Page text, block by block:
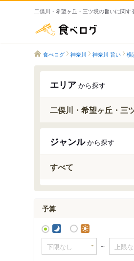
二俣川・希望ヶ丘・三ツ境の旨いに関す
食べログ 神奈川 神奈川 旨い 横
エリア から探す
二俣川・希望ヶ丘・三
ジャンルから探す
すべて
予算
～